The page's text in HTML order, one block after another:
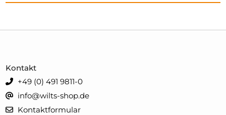
Kontakt
+49 (0) 491 9811-0
info@wilts-shop.de
Kontaktformular